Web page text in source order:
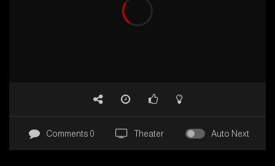
Auto Next
Theater
0 Comments